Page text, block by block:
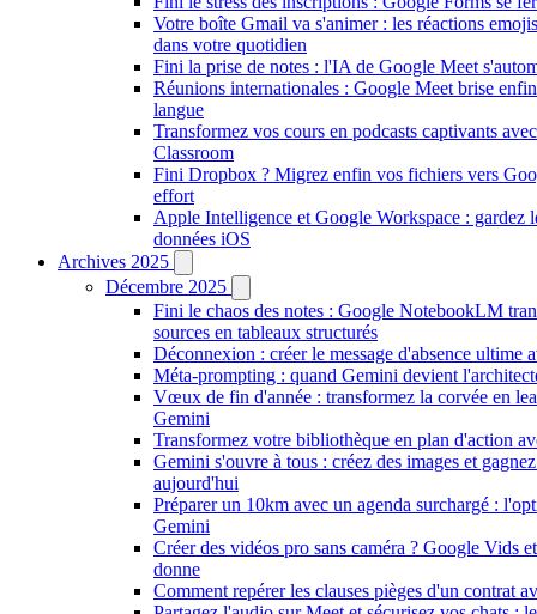
Votre boîte Gmail va s'animer : les réactions
dans votre quotidien
Fini la prise de notes : l'IA de Google Meet
Réunions internationales : Google Meet brise
langue
Transformez vos cours en podcasts captivants
Classroom
Fini Dropbox ? Migrez enfin vos fichiers vers
effort
Apple Intelligence et Google Workspace : gardez
données iOS
Archives 2025
Décembre 2025
Fini le chaos des notes : Google NotebookLM
sources en tableaux structurés
Déconnexion : créer le message d'absence ultime
Méta-prompting : quand Gemini devient
Vœux de fin d'année : transformez la corvée en
Gemini
Transformez votre bibliothèque en plan d'action
Gemini s'ouvre à tous : créez des images et
aujourd'hui
Préparer un 10km avec un agenda surchargé :
Gemini
Créer des vidéos pro sans caméra ? Google Vids
donne
Comment repérer les clauses pièges d'un contrat